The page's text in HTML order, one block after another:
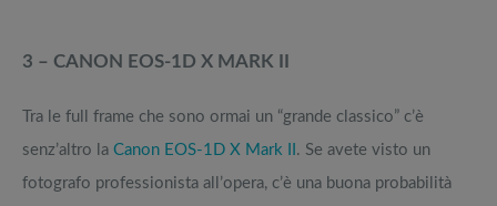
3 – CANON EOS-1D X MARK II
Tra le full frame che sono ormai un “grande classico” c’è
senz’altro la Canon EOS-1D X Mark II . Se avete visto un
fotografo professionista all’opera, c’è una buona probabilità